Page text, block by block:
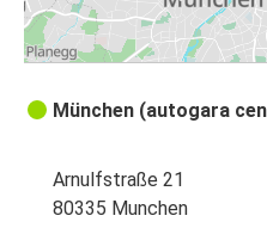
München (autogara
Arnulfstraße 21
80335 Munchen